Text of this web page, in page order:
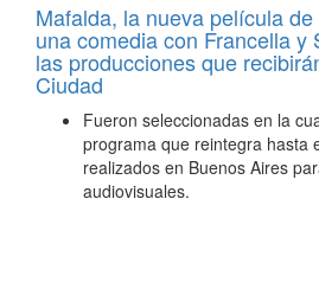
Mafalda, la nueva película
una comedia con Francella y
las producciones que
Ciudad
Fueron seleccionadas en la
programa que reintegra hasta
realizados en Buenos Aires
audiovisuales.